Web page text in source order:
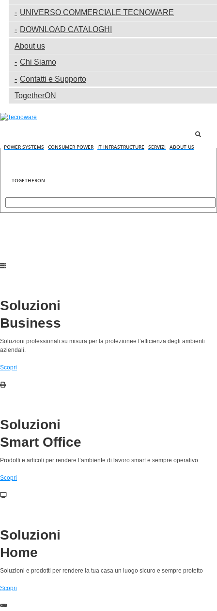
UNIVERSO COMMERCIALE TECNOWARE
DOWNLOAD CATALOGHI
About us
Chi Siamo
Contatti e Supporto
TogetherON
POWER SYSTEMS CONSUMER POWER IT INFRASTRUCTURE SERVIZI ABOUT US
TOGETHERON
Soluzioni
Business
Soluzioni professionali su misura per la protezionee l’efficienza degli ambienti
aziendali.
Scopri
Soluzioni
Smart Office
Prodotti e articoli per rendere l’ambiente di lavoro smart e sempre operativo
Scopri
Soluzioni
Home
Soluzioni e prodotti per rendere la tua casa un luogo sicuro e sempre protetto
Scopri